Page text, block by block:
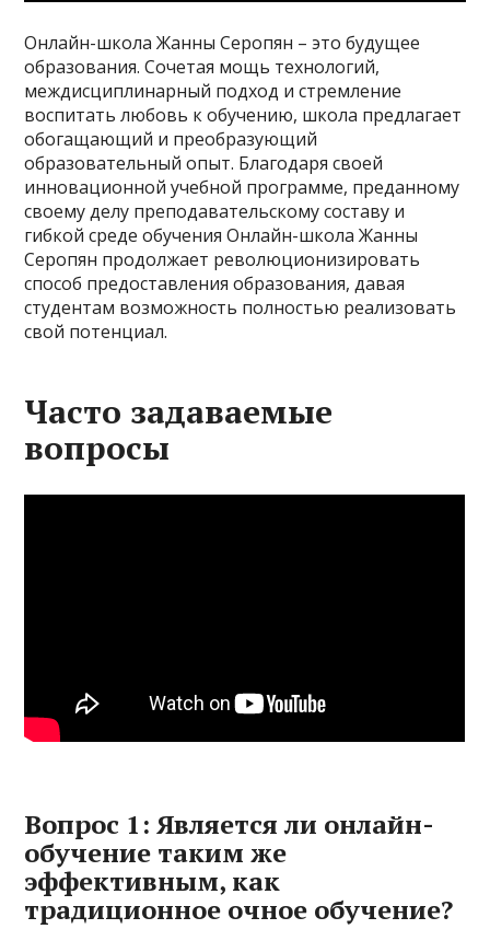
Онлайн-школа Жанны Серопян – это будущее
образования. Сочетая мощь технологий,
междисциплинарный подход и стремление
воспитать любовь к обучению, школа предлагает
обогащающий и преобразующий
образовательный опыт. Благодаря своей
инновационной учебной программе, преданному
своему делу преподавательскому составу и
гибкой среде обучения Онлайн-школа Жанны
Серопян продолжает революционизировать
способ предоставления образования, давая
студентам возможность полностью реализовать
свой потенциал.
Часто задаваемые
вопросы
Вопрос 1: Является ли онлайн-
обучение таким же
эффективным, как
традиционное очное обучение?